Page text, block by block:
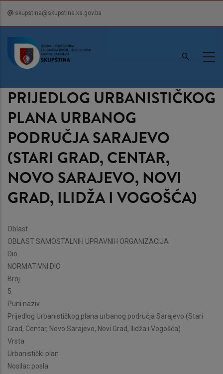
content
skupstina@skupstina.ks.gov.ba
PRIJEDLOG URBANISTIČKOG
PLANA URBANOG
PODRUČJA SARAJEVO
(STARI GRAD, CENTAR,
NOVO SARAJEVO, NOVI
GRAD, ILIDŽA I VOGOŠĆA)
Oblast
OBLAST SAMOSTALNIH UPRAVNIH ORGANIZACIJA
Dio
NORMATIVNI DIO
Broj
5
Puni naziv
Prijedlog Urbanističkog plana urbanog područja Sarajevo (Stari
Grad, Centar, Novo Sarajevo, Novi Grad, Ilidža i Vogošća)
Vrsta
Urbanistički plan
Nosilac posla